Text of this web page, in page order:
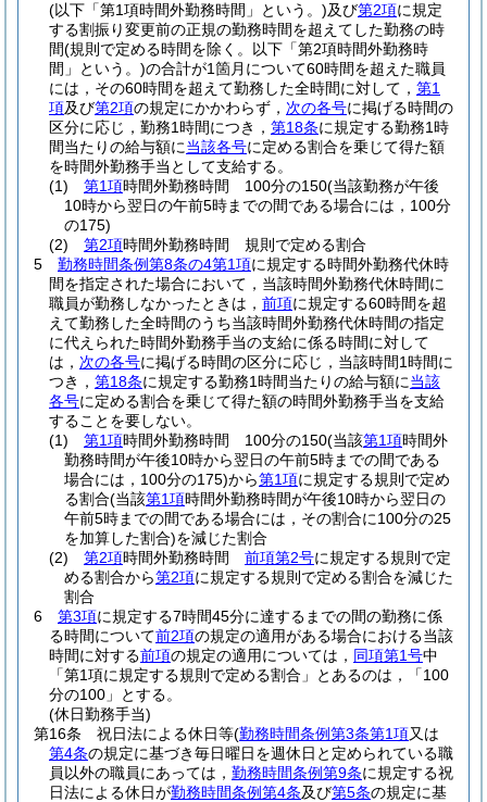
(以下「第1項時間外勤務時間」という。)及び第2項に規定
する割振り変更前の正規の勤務時間を超えてした勤務の時
間(規則で定める時間を除く。以下「第2項時間外勤務時
間」という。)の合計が1箇月について60時間を超えた職員
には，その60時間を超えて勤務した全時間に対して， 第1
項及び第2項の規定にかかわらず， 次の各号に掲げる時間の
区分に応じ，勤務1時間につき， 第18条に規定する勤務1時
間当たりの給与額に当該各号に定める割合を乗じて得た額
を時間外勤務手当として支給する。
(1)
第1項時間外勤務時間 100分の150(当該勤務が午後
10時から翌日の午前5時までの間である場合には，100分
の175)
(2)
第2項時間外勤務時間 規則で定める割合
5
勤務時間条例第8条の4第1項に規定する時間外勤務代休時
間を指定された場合において，当該時間外勤務代休時間に
職員が勤務しなかったときは， 前項に規定する60時間を超
えて勤務した全時間のうち当該時間外勤務代休時間の指定
に代えられた時間外勤務手当の支給に係る時間に対して
は， 次の各号に掲げる時間の区分に応じ，当該時間1時間に
つき， 第18条に規定する勤務1時間当たりの給与額に当該
各号に定める割合を乗じて得た額の時間外勤務手当を支給
することを要しない。
(1)
第1項時間外勤務時間 100分の150(当該第1項時間外
勤務時間が午後10時から翌日の午前5時までの間である
場合には，100分の175)から第1項に規定する規則で定め
る割合(当該第1項時間外勤務時間が午後10時から翌日の
午前5時までの間である場合には，その割合に100分の25
を加算した割合)を減じた割合
(2)
第2項時間外勤務時間 前項第2号に規定する規則で定
める割合から第2項に規定する規則で定める割合を減じた
割合
6
第3項に規定する7時間45分に達するまでの間の勤務に係
る時間について前2項の規定の適用がある場合における当該
時間に対する前項の規定の適用については， 同項第1号中
「第1項に規定する規則で定める割合」とあるのは，「100
分の100」とする。
(休日勤務手当)
第16条
祝日法による休日等(勤務時間条例第3条第1項又は
第4条の規定に基づき毎日曜日を週休日と定められている職
員以外の職員にあっては， 勤務時間条例第9条に規定する祝
日法による休日が勤務時間条例第4条及び第5条の規定に基